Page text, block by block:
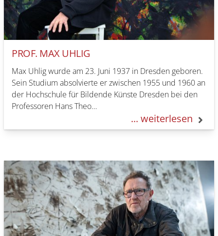
PROF. MAX UHLIG
Max Uhlig wurde am 23. Juni 1937 in Dresden geboren.
Sein Studium absolvierte er zwischen 1955 und 1960 an
der Hochschule für Bildende Künste Dresden bei den
Professoren Hans Theo…
... weiterlesen